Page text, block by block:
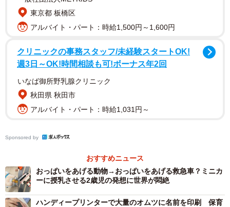
東京都 板橋区
アルバイト・パート：時給1,500円～1,600円
クリニックの事務スタッフ/未経験スタートOK!
週3日～OK!時間相談も可!ボーナス年2回
いなば御所野乳腺クリニック
秋田県 秋田市
アルバイト・パート：時給1,031円～
Sponsored by
おすすめニュース
おっぱいをあげる動物→おっぱいをあげる救急車？ミニカ
ーに授乳させる2歳児の発想に世界が悶絶
ハンディープリンターで大量のオムツに名前を印刷 保育